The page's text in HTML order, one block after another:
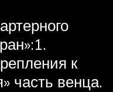
к
часть венца.